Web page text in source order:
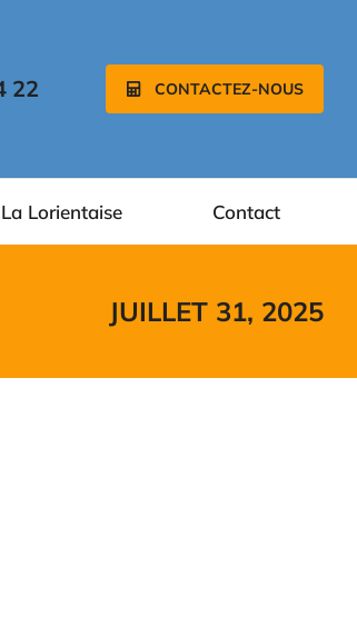
22 CONTACTEZ-NOUS
La Lorientaise Contact
JUILLET 31, 2025